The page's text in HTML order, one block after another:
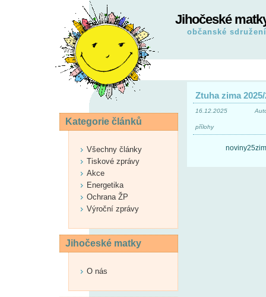
Jihočeské
občanské sdružení
Ztuha zima 2025/
16.12.2025
přílohy
Kategorie článků
Všechny články
Tiskové zprávy
Akce
Energetika
Ochrana ŽP
Výroční zprávy
Jihočeské matky
O nás